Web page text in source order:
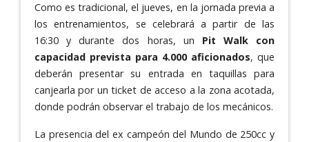
Como es tradicional, el jueves, en la jornada previa a
los entrenamientos, se celebrará a partir de las
16:30 y durante dos horas, un Pit Walk con
capacidad prevista para 4.000 aficionados, que
deberán presentar su entrada en taquillas para
canjearla por un ticket de acceso a la zona acotada,
donde podrán observar el trabajo de los mecánicos.
La presencia del ex campeón del Mundo de 250cc y